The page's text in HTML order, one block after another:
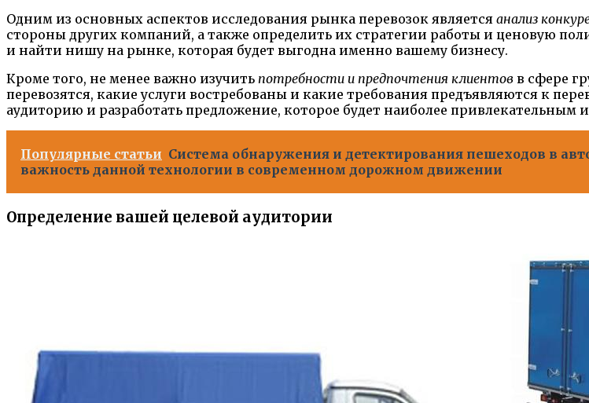
Одним из основных аспектов исследования рынка перевозок является анализ
стороны других компаний, а также определить их стратегии работы и ценовую
и найти нишу на рынке, которая будет выгодна именно вашему бизнесу.
Кроме того, не менее важно изучить потребности и предпочтения клиентов в сфере
перевозятся, какие услуги востребованы и какие требования предъявляются к
аудиторию и разработать предложение, которое будет наиболее привлекательным
Популярные статьи Система обнаружения и детектирования пешеходов в
важность данной технологии в современном дорожном движении
Определение вашей целевой аудитории